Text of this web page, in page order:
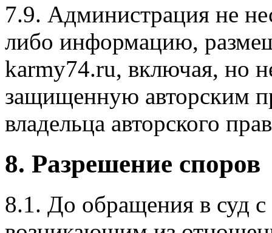
7.9. Администрация не
либо информацию,
karmy74.ru, включая, но
защищенную авторским
владельца авторского
8. Разрешение споров
8.1. До обращения в суд